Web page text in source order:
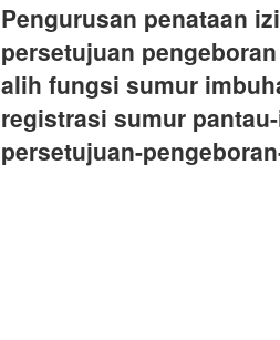
Pengurusan penataan
persetujuan
alih fungsi sumur
registrasi sumur
persetujuan-